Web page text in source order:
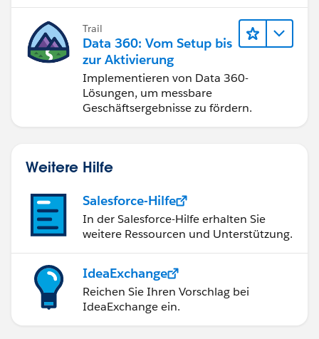
Trail
Data 360: Vom Setup bis
zur Aktivierung
Implementieren von Data 360-
Lösungen, um messbare
Geschäftsergebnisse zu fördern.
Weitere Hilfe
Salesforce-Hilfe
In der Salesforce-Hilfe erhalten Sie
weitere Ressourcen und Unterstützung.
IdeaExchange
Reichen Sie Ihren Vorschlag bei
IdeaExchange ein.